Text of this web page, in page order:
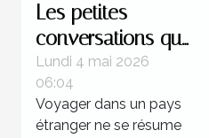
Les petites
conversations qui
transforment
l’expérience d’un
pays
Lundi 4 mai 2026
06:04
Voyager dans un pays
étranger ne se résume